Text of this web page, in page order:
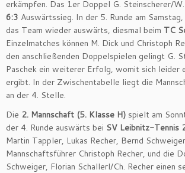
erkämpfen. Das 1er Doppel G. Steinscherer/
6:3 Auswärtssieg. In der 5. Runde am
das Team wieder auswärts, diesmal beim TC
Einzelmatches können M. Dick und Christoph
den anschließenden Doppelspielen gelingt G.
Paschek ein weiterer Erfolg, womit sich leider
ergibt. In der Zwischentabelle liegt die
an der 4. Stelle.
Die 2. Mannschaft (5. Klasse H) spielt am
der 4. Runde auswärts bei SV Leibnitz-Tennis
Martin Tappler, Lukas Recher, Bernd
Mannschaftsführer Christoph Recher, und die
Schweiger, Florian Schallerl/Ch. Recher einen